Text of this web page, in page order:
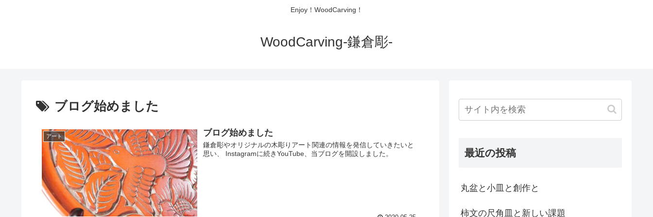
Enjoy！WoodCarving！
WoodCarving-鎌倉彫-
ブログ始めました
アート ブログ始めました
鎌倉彫やオリジナルの木彫りアート関連の情報を発信していきたいと
思い、 Instagramに続きYouTube、当ブログを開設しました。
最近の投稿
丸盆と小皿と創作と
柿文の尺角皿と新しい課題